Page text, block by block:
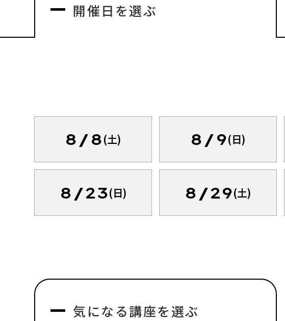
開催日を選ぶ
8/8(土) 8/9(日)
8/23(日) 8/29(土)
気になる講座を選ぶ